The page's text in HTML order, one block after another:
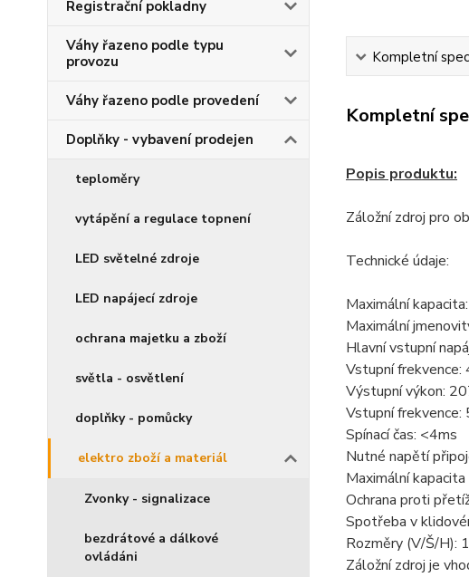
Registrační pokladny
Váhy řazeno podle typu
provozu
Váhy řazeno podle provedení
Doplňky - vybavení prodejen
teploměry
vytápění a regulace topnení
LED světelné zdroje
LED napájecí zdroje
ochrana majetku a zboží
světla - osvětlení
doplňky - pomůcky
elektro zboží a materiál
Zvonky - signalizace
bezdrátové a dálkové
ovládáni
Kompletní
Kompletní
Popis produktu:
Záložní zdroj pro
Technické údaje:
Maximální
Maximální
Hlavní vstupní
Vstupní frekvence:
Výstupní výkon:
Vstupní frekvence:
Spínací čas: <4ms
Nutné napětí
Maximální
Ochrana proti
Spotřeba v
Rozměry (V/Š/H):
Záložní zdroj je